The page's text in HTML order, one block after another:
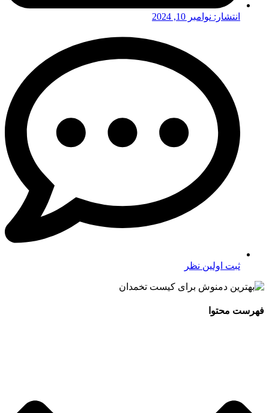
انتشار: نوامبر 10, 2024
ثبت اولین نظر
فهرست محتوا